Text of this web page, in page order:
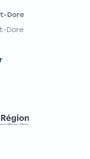
Dore
Dore